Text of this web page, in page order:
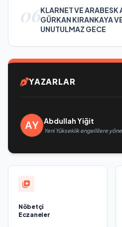
06KLARNET VE ARABESK
GÜRKAN KIRANKAYA
UNUTULMAZ GECE
YAZARLAR
Abdullah Yiğit
Yeni Yükseklik engellilere
Nöbetçi
Eczaneler